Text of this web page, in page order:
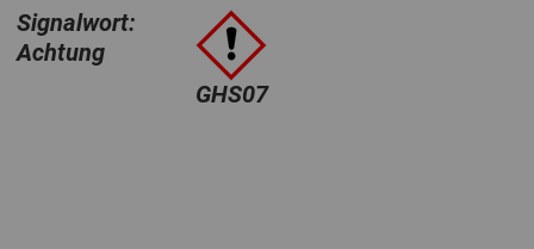
Signalwort:
Achtung
GHS07